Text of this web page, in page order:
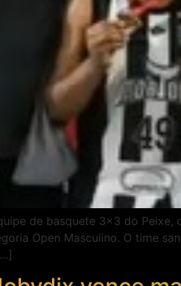
de basquete 3×3 do
Open Masculino. O time